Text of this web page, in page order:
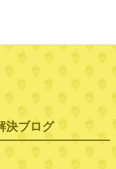
決ブログ